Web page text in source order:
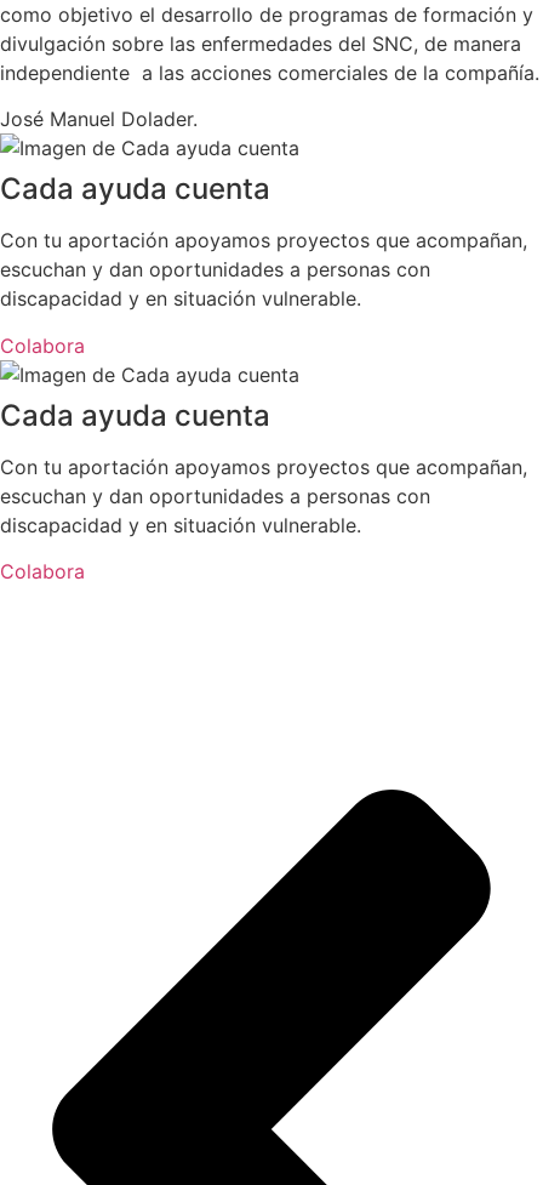
como objetivo el desarrollo de programas de formación y
divulgación sobre las enfermedades del SNC, de manera
independiente a las acciones comerciales de la compañía.
José Manuel Dolader.
Cada ayuda cuenta
Con tu aportación apoyamos proyectos que acompañan,
escuchan y dan oportunidades a personas con
discapacidad y en situación vulnerable.
Colabora
Cada ayuda cuenta
Con tu aportación apoyamos proyectos que acompañan,
escuchan y dan oportunidades a personas con
discapacidad y en situación vulnerable.
Colabora